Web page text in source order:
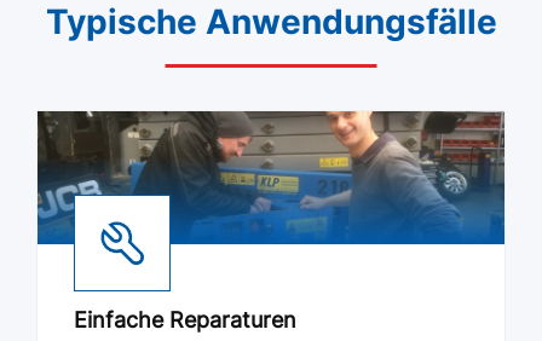
Typische Anwendungsfälle
Einfache Reparaturen